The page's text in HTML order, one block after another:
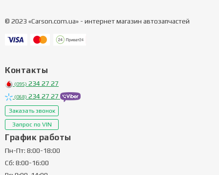
© 2023 «Carson.com.ua» - интернет магазин автозапчастей
Контакты
(095) 234 27 27
(068) 234 27 27
Заказать звонок
Запрос по VIN
График работы
Пн-Пт: 8:00-18:00
Сб: 8:00-16:00